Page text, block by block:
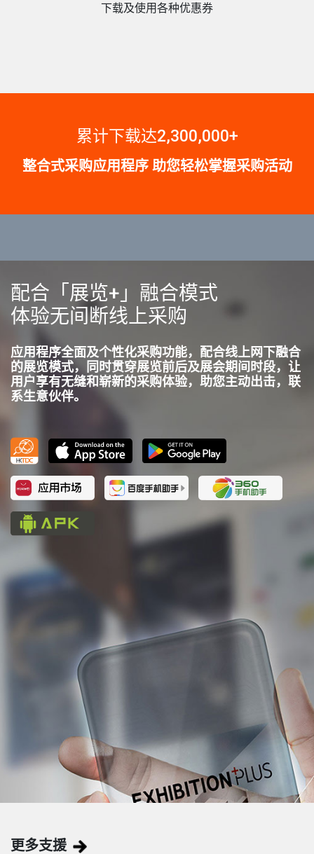
下载及使用各种优惠券
累计下载达2,300,000+
整合式采购应用程序 助您轻松掌握采购活动
配合「展览+」融合模式
体验无间断线上采购
应用程序全面及个性化采购功能，配合线上网下融合
的展览模式，同时贯穿展览前后及展会期间时段，让
用户享有无缝和崭新的采购体验，助您主动出击，联
系生意伙伴。
更多支援